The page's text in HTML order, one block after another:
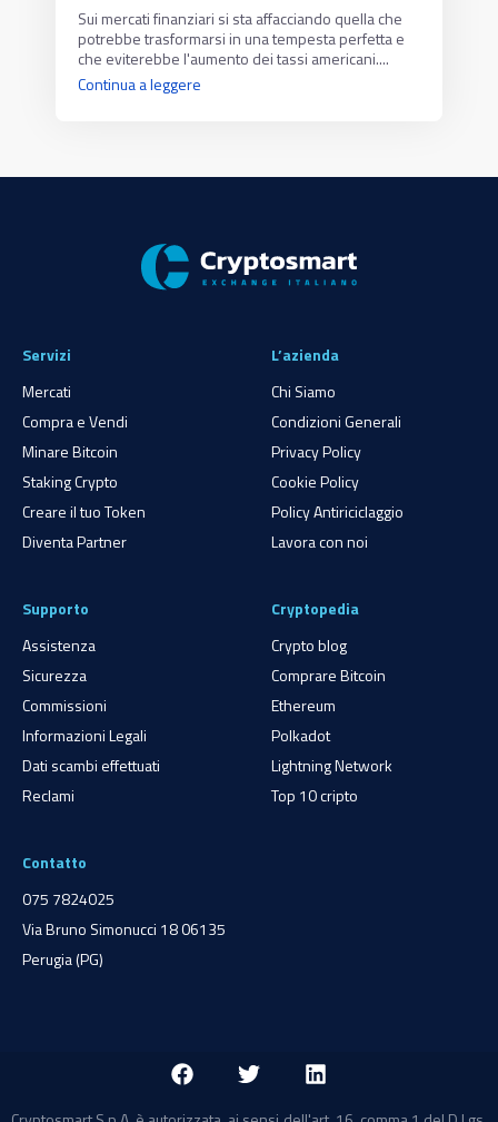
Sui mercati finanziari si sta affacciando quella che
potrebbe trasformarsi in una tempesta perfetta e
che eviterebbe l'aumento dei tassi americani....
Continua a leggere
Servizi
Mercati
Compra e Vendi
Minare Bitcoin
Staking Crypto
Creare il tuo Token
Diventa Partner
L’azienda
Chi Siamo
Condizioni Generali
Privacy Policy
Cookie Policy
Policy Antiriciclaggio
Lavora con noi
Supporto
Assistenza
Sicurezza
Commissioni
Informazioni Legali
Dati scambi effettuati
Reclami
Cryptopedia
Crypto blog
Comprare Bitcoin
Ethereum
Polkadot
Lightning Network
Top 10 cripto
Contatto
075 7824025
Via Bruno Simonucci 18 06135
Perugia (PG)